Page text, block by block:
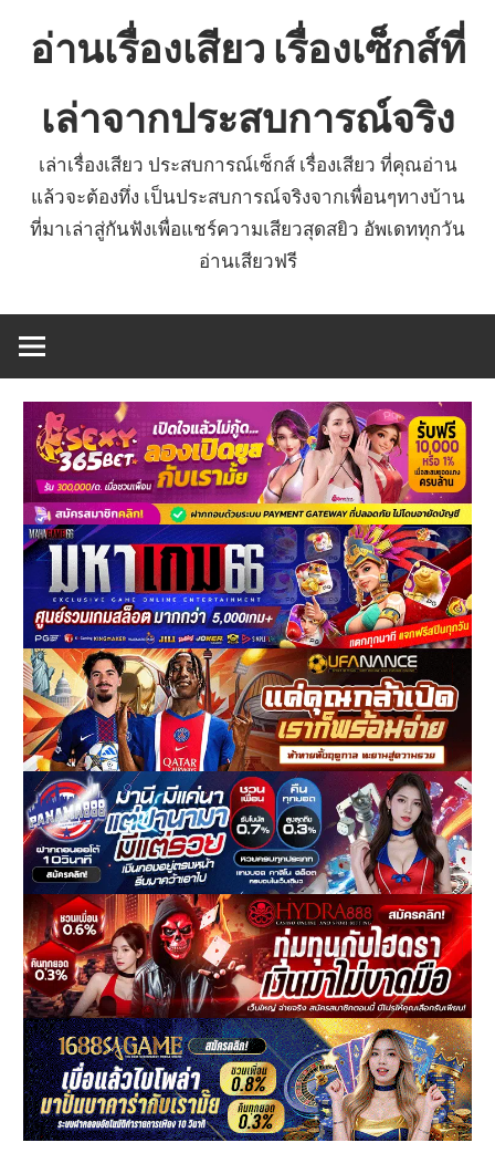
อ่านเรื่องเสียว เรื่องเซ็กส์ที่
เล่าจากประสบการณ์จริง
เล่าเรื่องเสียว ประสบการณ์เซ็กส์ เรื่องเสียว ที่คุณอ่าน
แล้วจะต้องทึ่ง เป็นประสบการณ์จริงจากเพื่อนๆทางบ้าน
ที่มาเล่าสู่กันฟังเพื่อแชร์ความเสียวสุดสยิว อัพเดททุกวัน
อ่านเสียวฟรี